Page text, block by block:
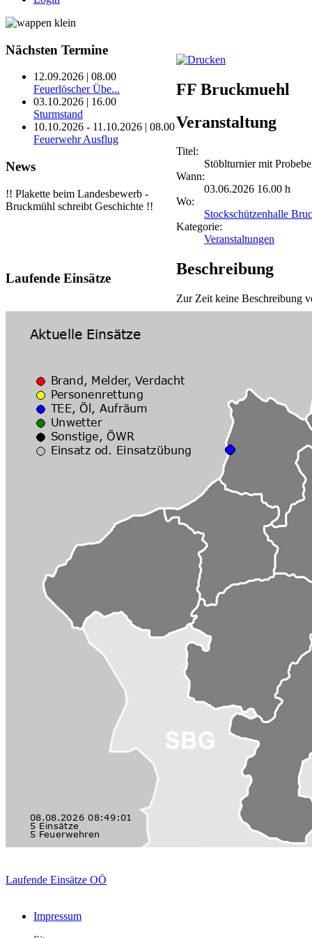
FF Bruckmuehl
Veranstaltung
Titel:
Stöblturnier mit
Wann:
03.06.2026 16.00 h
Wo:
Stockschützenhalle
Kategorie:
Veranstaltungen
Beschreibung
Zur Zeit keine Beschreibung
Stockschützenhalle
EventList powered by
Nächsten Termine
12.09.2026 | 08.00
Feuerlöscher Übe...
03.10.2026 | 16.00
Sturmstand
10.10.2026 - 11.10.2026 | 08.00
Feuerwehr Ausflug
News
!! Plakette beim Landesbewerb -
Bruckmühl schreibt Geschichte !!
Laufende Einsätze
Laufende Einsätze OÖ
Impressum